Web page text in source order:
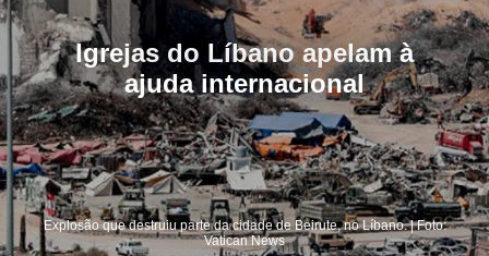
Igrejas do Líbano apelam à
ajuda internacional
Explosão que destruiu parte da cidade de Beirute, no Líbano. | Foto:
Vatican News